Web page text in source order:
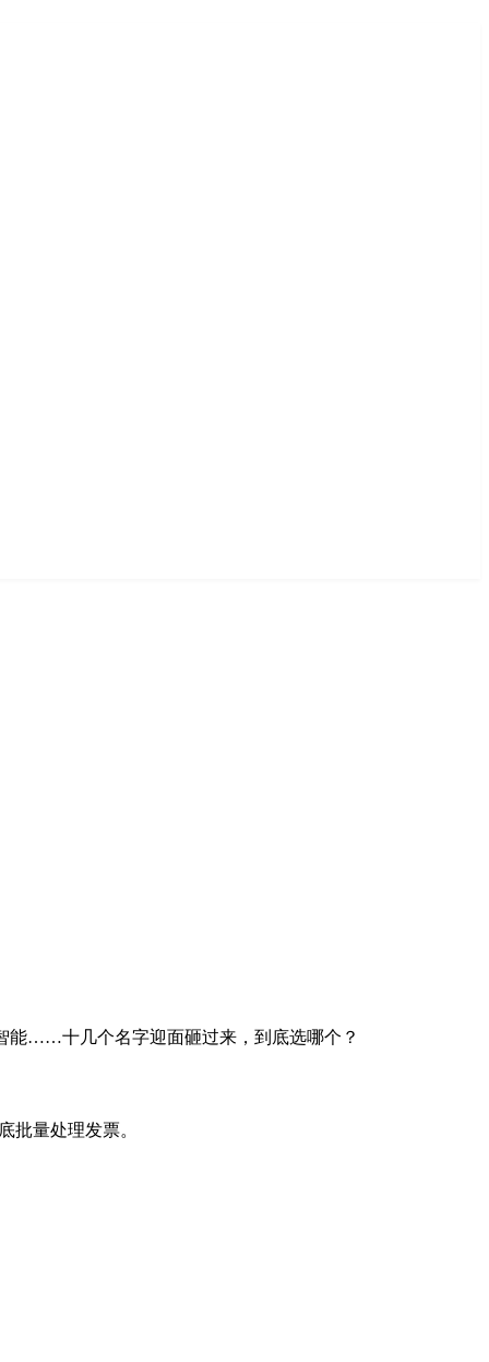
能……十几个名字迎面砸过来，到底选哪个？
批量处理发票。